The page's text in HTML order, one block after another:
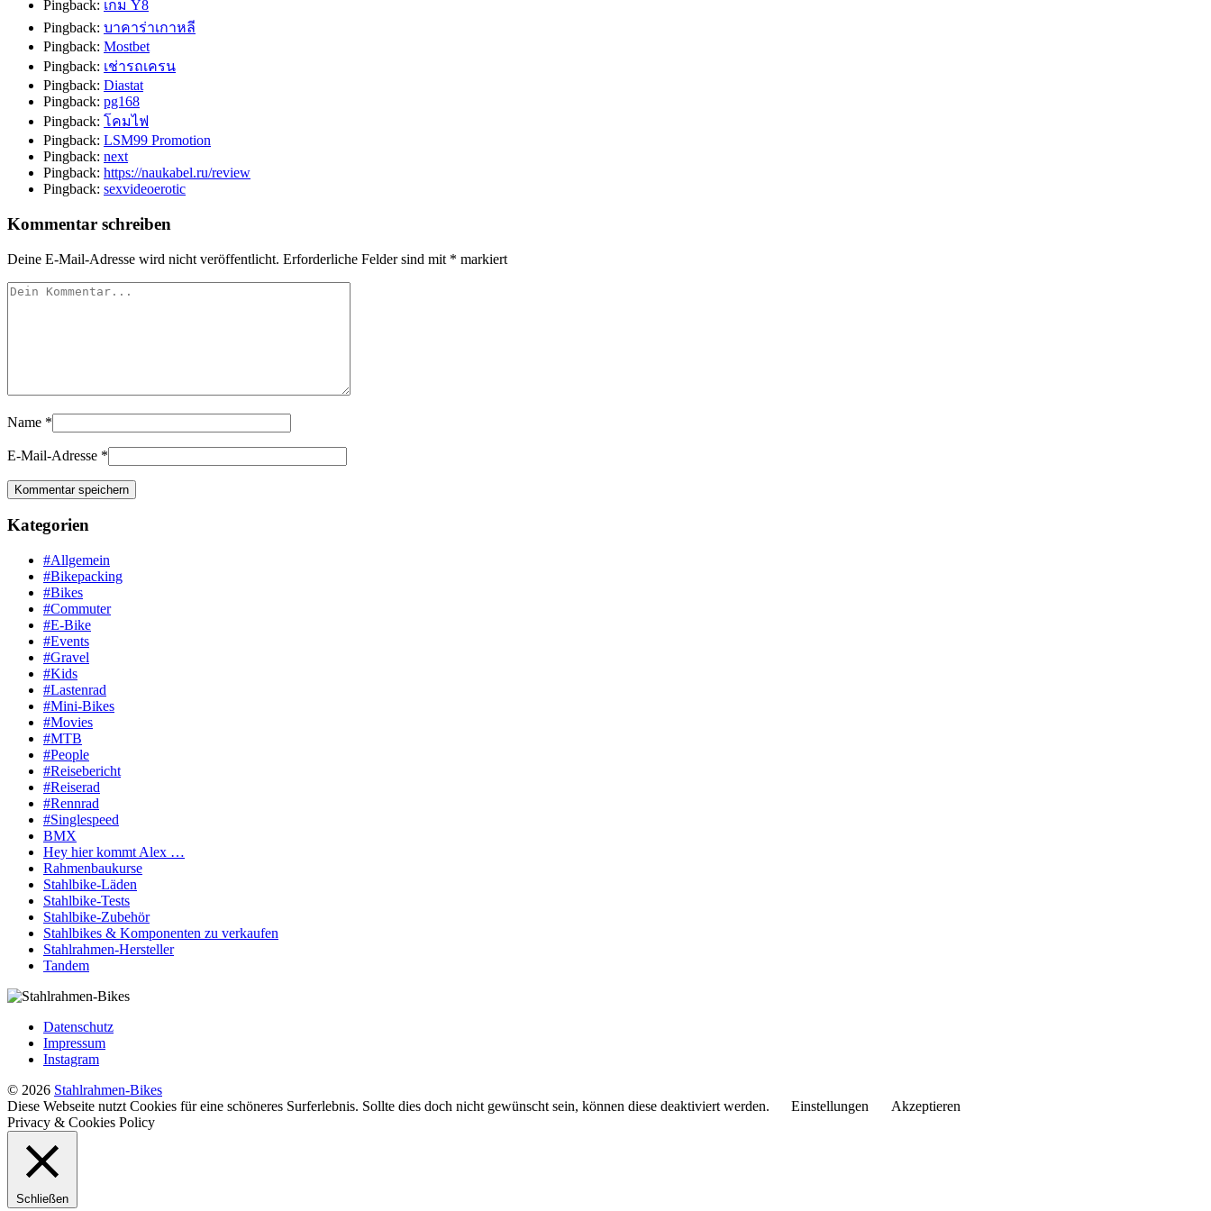
Pingback: เกม Y8
Pingback: บาคาร่าเกาหลี
Pingback: Mostbet
Pingback: เช่ารถเครน
Pingback: Diastat
Pingback: pg168
Pingback: โคมไฟ
Pingback: LSM99 Promotion
Pingback: next
Pingback: https://naukabel.ru/review
Pingback: sexvideoerotic
Kommentar schreiben
Deine E-Mail-Adresse wird nicht veröffentlicht. Erforderliche Felder sind mit * markiert
Name *
E-Mail-Adresse *
Kategorien
#Allgemein
#Bikepacking
#Bikes
#Commuter
#E-Bike
#Events
#Gravel
#Kids
#Lastenrad
#Mini-Bikes
#Movies
#MTB
#People
#Reisebericht
#Reiserad
#Rennrad
#Singlespeed
BMX
Hey hier kommt Alex …
Rahmenbaukurse
Stahlbike-Läden
Stahlbike-Tests
Stahlbike-Zubehör
Stahlbikes & Komponenten zu verkaufen
Stahlrahmen-Hersteller
Tandem
Datenschutz
Impressum
Instagram
© 2026 Stahlrahmen-Bikes
Diese Webseite nutzt Cookies für eine schöneres Surferlebnis. Sollte dies doch nicht gewünscht sein, können diese deaktiviert werden.
Einstellungen
Akzeptieren
Privacy & Cookies Policy
Schließen